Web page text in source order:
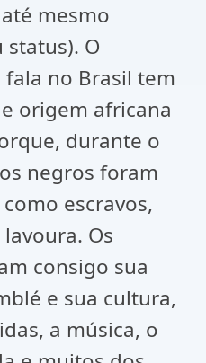
mesmo
status). O
no Brasil tem
origem africana
durante o
negros foram
escravos,
Os
consigo sua
e sua cultura,
a música, o